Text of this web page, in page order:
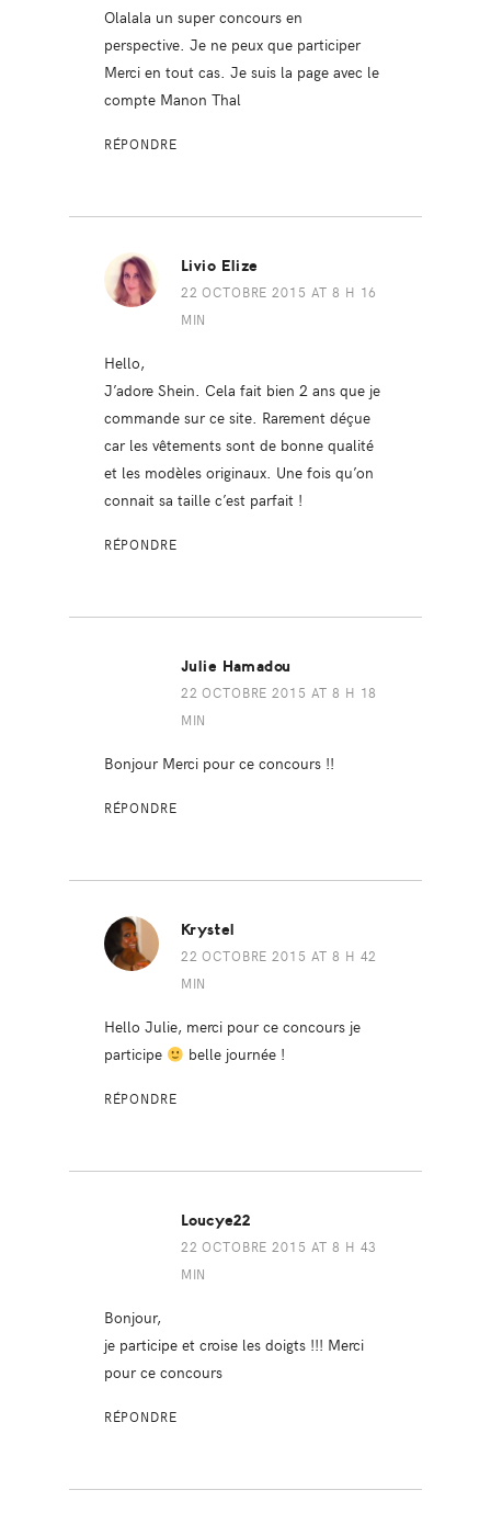
Olalala un super concours en
perspective. Je ne peux que participer
Merci en tout cas. Je suis la page avec le
compte Manon Thal
RÉPONDRE
Livio Elize
22 OCTOBRE 2015 AT 8 H 16
MIN
Hello,
J’adore Shein. Cela fait bien 2 ans que je
commande sur ce site. Rarement déçue
car les vêtements sont de bonne qualité
et les modèles originaux. Une fois qu’on
connait sa taille c’est parfait !
RÉPONDRE
Julie Hamadou
22 OCTOBRE 2015 AT 8 H 18
MIN
Bonjour Merci pour ce concours !!
RÉPONDRE
Krystel
22 OCTOBRE 2015 AT 8 H 42
MIN
Hello Julie, merci pour ce concours je
participe
belle journée !
RÉPONDRE
Loucye22
22 OCTOBRE 2015 AT 8 H 43
MIN
Bonjour,
je participe et croise les doigts !!! Merci
pour ce concours
RÉPONDRE